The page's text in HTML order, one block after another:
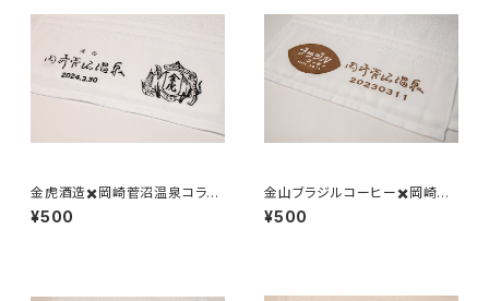
金虎酒造✖️岡崎菅沼温泉コラボ
温泉タオル
¥500
金山ブラジルコーヒー✖️岡崎菅
沼温泉コラボ温泉タオル
¥500